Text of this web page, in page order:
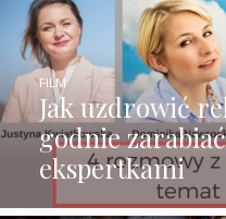
Jak uzdrowić
godnie
ekspertkami
FILM